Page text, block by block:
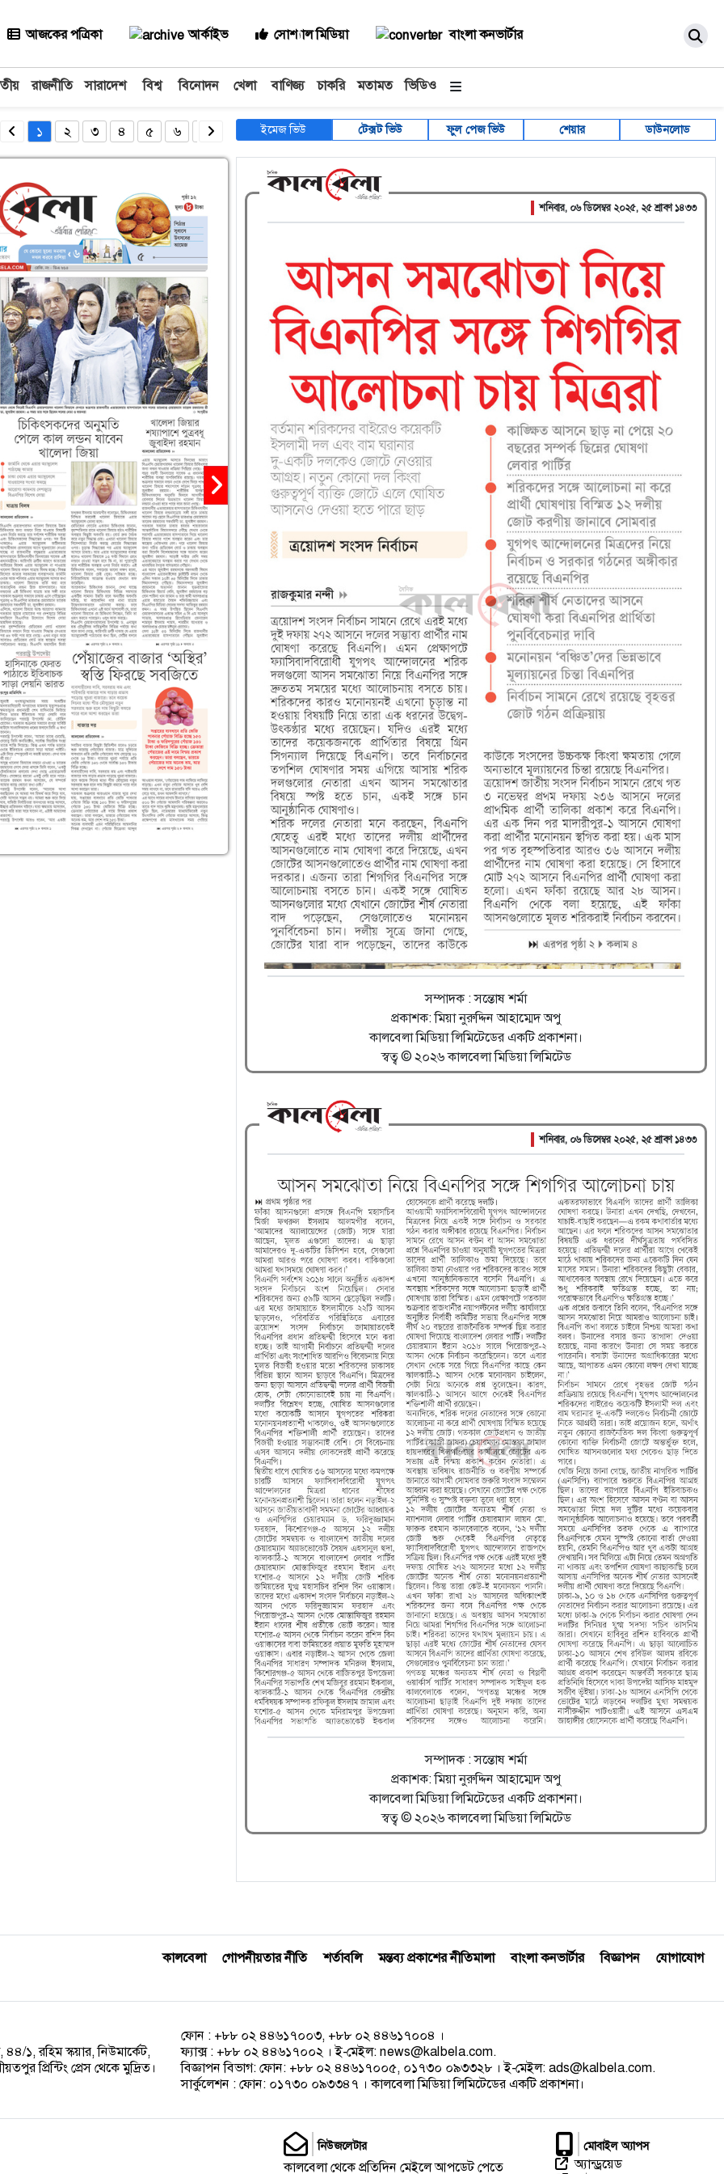
আজকের পত্রিকা আর্কাইভ সোশ্যাল মিডিয়া বাংলা কনভার্টার
রাজনীতি সারাদেশ বিশ্ব বিনোদন খেলা বাণিজ্য চাকরি মতামত ভিডিও
১ ২ ৩ ৪ ৫ ৬ ৭ ৯ ১০
ইমেজ ভিউ টেক্সট ভিউ ফুল পেজ ভিউ শেয়ার ডাউনলোড
শনিবার, ০৬ ডিসেম্বর ২০২৫, ২৫ শ্রাবণ ১৪৩৩
সম্পাদক : সন্তোষ শর্মা
প্রকাশক: মিয়া নুরুদ্দিন আহাম্মেদ অপু
কালবেলা মিডিয়া লিমিটেডের একটি প্রকাশনা।
স্বত্ব © ২০২৬ কালবেলা মিডিয়া লিমিটেড
শনিবার, ০৬ ডিসেম্বর ২০২৫, ২৫ শ্রাবণ ১৪৩৩
সম্পাদক : সন্তোষ শর্মা
প্রকাশক: মিয়া নুরুদ্দিন আহাম্মেদ অপু
কালবেলা মিডিয়া লিমিটেডের একটি প্রকাশনা।
স্বত্ব © ২০২৬ কালবেলা মিডিয়া লিমিটেড
কালবেলা গোপনীয়তার নীতি শর্তাবলি মন্তব্য প্রকাশের নীতিমালা বাংলা কনভার্টার বিজ্ঞাপন যোগাযোগ
৪৪/১, রহিম স্কয়ার, নিউমার্কেট,
প্রিন্টিং প্রেস থেকে মুদ্রিত।
ফোন : +৮৮ ০২ ৪৪৬১৭০০৩, +৮৮ ০২ ৪৪৬১৭০০৪ ।
ফ্যাক্স : +৮৮ ০২ ৪৪৬১৭০০২ । ই-মেইল:news@kalbela.com.
বিজ্ঞাপন বিভাগ: ফোন: +৮৮ ০২ ৪৪৬১৭০০৫, ০১৭৩০ ০৯৩৩২৮ । ই-মেইল:ads@kalbela.com.
সার্কুলেশন : ফোন: ০১৭৩০ ০৯৩৩৪৭ । কালবেলা মিডিয়া লিমিটেডের একটি প্রকাশনা।
নিউজলেটার
কালবেলা থেকে প্রতিদিন মেইলে আপডেট পেতে
মোবাইল অ্যাপস
অ্যান্ড্রয়েড